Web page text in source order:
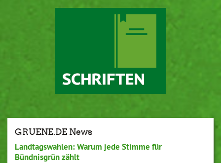
GRUENE.DE News
Landtagswahlen: Warum jede Stimme für
Bündnisgrün zählt